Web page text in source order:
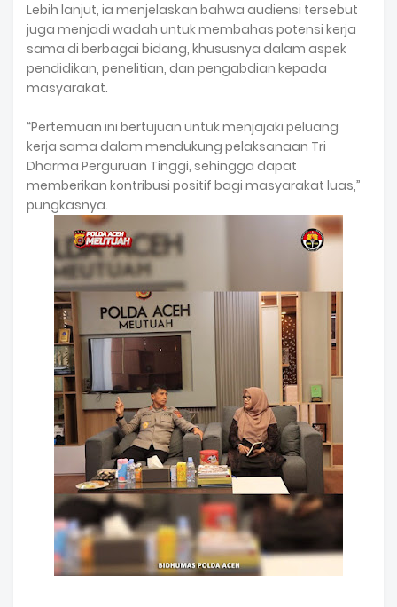
Lebih lanjut, ia menjelaskan bahwa audiensi tersebut
juga menjadi wadah untuk membahas potensi kerja
sama di berbagai bidang, khususnya dalam aspek
pendidikan, penelitian, dan pengabdian kepada
masyarakat.
“Pertemuan ini bertujuan untuk menjajaki peluang
kerja sama dalam mendukung pelaksanaan Tri
Dharma Perguruan Tinggi, sehingga dapat
memberikan kontribusi positif bagi masyarakat luas,”
pungkasnya.